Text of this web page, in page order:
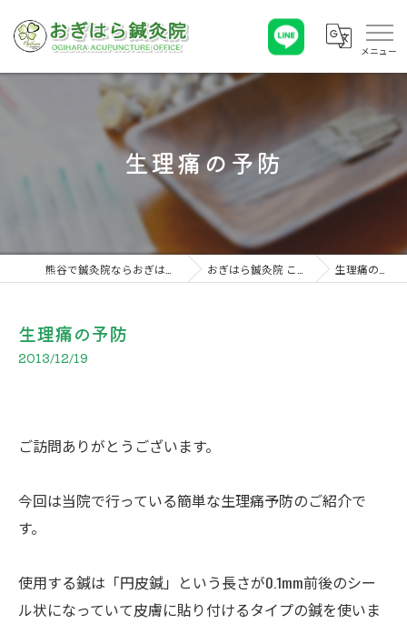
生理痛の予防
おぎはら鍼灸院 こぼれ話 生理痛の予防
生理痛の予防
2013/12/19
ご訪問ありがとうございます。
今回は当院で行っている簡単な生理痛予防のご紹介で
す。
使用する鍼は「円皮鍼」という長さが0.1mm前後のシー
ル状になっていて皮膚に貼り付けるタイプの鍼を使いま